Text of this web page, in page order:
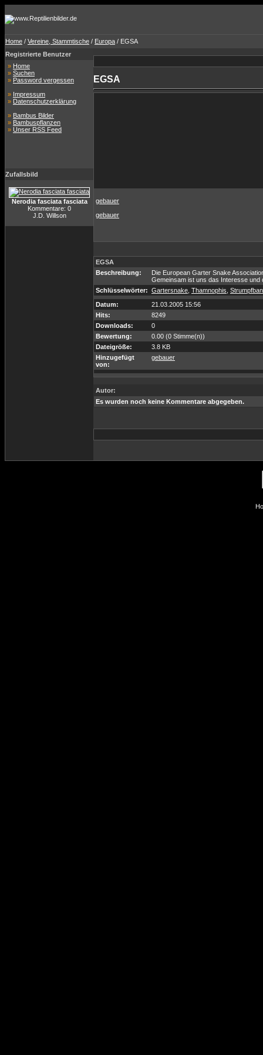
Home / Vereine, Stammtische / Europa / EGSA
Registrierte Benutzer
» Home
» Suchen
» Password vergessen
» Impressum
» Datenschutzerklärung
» Bambus Bilder
» Bambuspflanzen
» Unser RSS Feed
Zufallsbild
Nerodia fasciata fasciata
Kommentare: 0
J.D. Willson
EGSA
gebauer
gebauer
EGSA
Beschreibung:
Die European Garter Snake
Gemeinsam ist uns das Interesse und
Schlüsselwörter: Gartersnake Thamnophis
Datum:
21.03.2005 15:56
Hits:
8249
Downloads:
0
Bewertung:
0.00 (0 Stimme(n))
Dateigröße:
3.8 KB
Hinzugefügt
von:
gebauer
Autor:
Es wurden noch keine Kommentare abgegeben.